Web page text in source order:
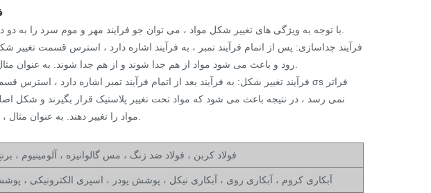
با توجه به ویژگی های تغییر شکل مواد ، می توان جو فرایند مهر و موم سرد را به دو دسته تقسیم کرد: فرآیند جداسازی و فرآیند تغییر شکل.
رود و باعث می شود مواد از هم جدا شوند و از هم جدا شوند. به عنوان مثال ، مشت زدن ، خالی کردن ، پیرایش و سایر فرآیندها.
مواد را تغییر دهند. به عنوان مثال ، خم ، نقاشی ، فلنج ، برآمدگی و سایر فرآیندهای دیگر.
فولاد کربن ، فولاد ضد زنگ ، مس گالوانیزه ، آلومینیوم ،
آبکاری کروم ، آبکاری روی ، آبکاری نیکل ، پوشش پودر ، اسپری الکترونیکی ،